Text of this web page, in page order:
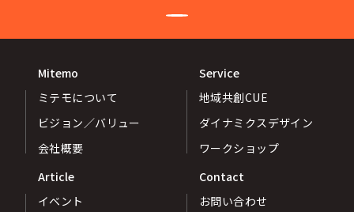
Mitemo
ミテモについて
ビジョン／バリュー
会社概要
Service
地域共創CUE
ダイナミクスデザイン
ワークショップ
Article
イベント
Contact
お問い合わせ